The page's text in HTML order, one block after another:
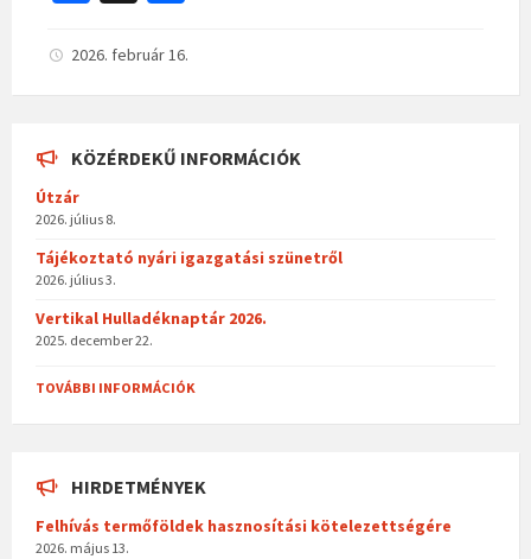
b
o
o
k
za
m
2026. február 16.
KÖZÉRDEKŰ INFORMÁCIÓK
Útzár
2026. július 8.
Tájékoztató nyári igazgatási szünetről
2026. július 3.
Vertikal Hulladéknaptár 2026.
2025. december 22.
TOVÁBBI INFORMÁCIÓK
HIRDETMÉNYEK
Felhívás termőföldek hasznosítási kötelezettségére
2026. május 13.